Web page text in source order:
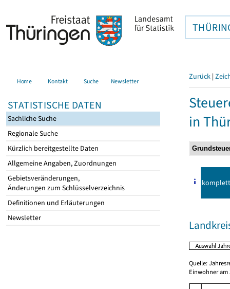
Home Kontakt Suche Newsletter
STATISTISCHE DATEN
Sachliche Suche
Regionale Suche
Kürzlich bereitgestellte Daten
Allgemeine Angaben, Zuordnungen
Gebietsveränderungen,
Änderungen zum Schlüsselverzeichnis
Definitionen und Erläuterungen
Newsletter
Zurück |
in
komplett
Quelle:
Einwohner am